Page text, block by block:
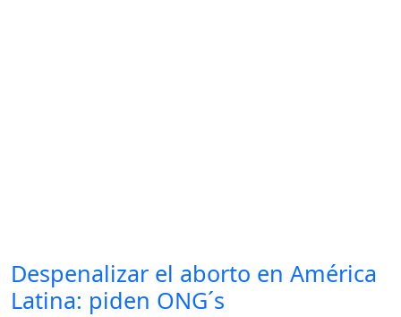
Despenalizar el aborto en América
Latina: piden ONG´s